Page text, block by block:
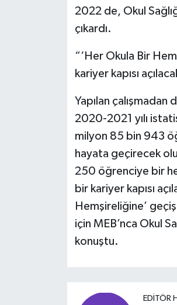
2022 de, Okul
çıkardı.
“‘Her Okula Bir
kariyer kapısı
Yapılan
2020-2021 yılı
milyon 85 bin 943
hayata geçirecek
250 öğrenciye bir
bir kariyer kapısı
Hemşireliğine’ geçiş
için MEB’nca Okul
konuştu.
EDITÖR